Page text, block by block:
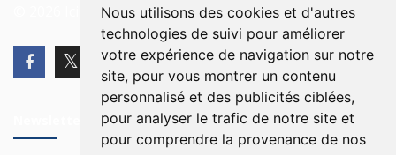
Nous utilisons des cookies et d'autres
technologies de suivi pour améliorer
votre expérience de navigation sur notre
site, pour vous montrer un contenu
personnalisé et des publicités ciblées,
pour analyser le trafic de notre site et
pour comprendre la provenance de nos
© 2026 Ici Beyrouth. Tous les droits sont réservés.